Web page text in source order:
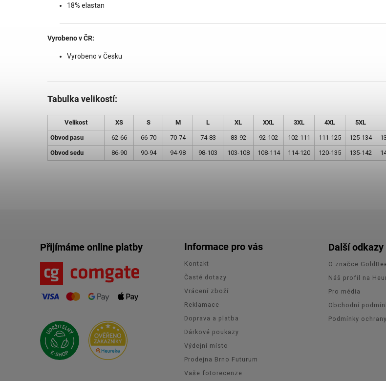
18% elastan
Vyrobeno v ČR:
Vyrobeno v Česku
Tabulka velikostí:
Velikost XS S M L XL XXL 3XL 4XL 5XL
Obvod pasu 62-66 66-70 70-74 74-83 83-92 92-102 102-111 111-125 125-134
Obvod sedu 86-90 90-94 94-98 98-103 103-108 108-114 114-120 120-135 135-142
Přijímáme online platby Informace pro vás
Kontakt
Časté dotazy
Vrácení zboží
Reklamace
Doprava a platba
Dárkové poukazy
Výdejní místo
Prodejna Brno Futurum
Vaše fotorecenze
Další odkazy
O značce
Náš profil na
Pro média
Obchodní
Podmínky